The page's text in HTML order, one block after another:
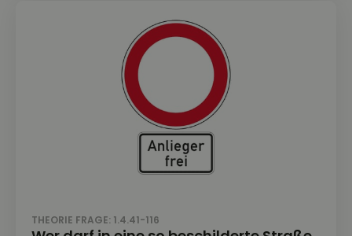
THEORIE FRAGE: 1.4.41-116